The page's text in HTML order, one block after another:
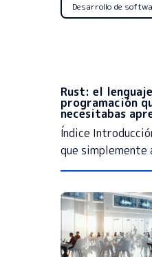
Desarrollo de
Rust: el
programación
necesitabas
Índice
que simplemente